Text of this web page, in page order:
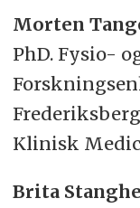
Morten
PhD. Fysio-
Klinisk
Brita